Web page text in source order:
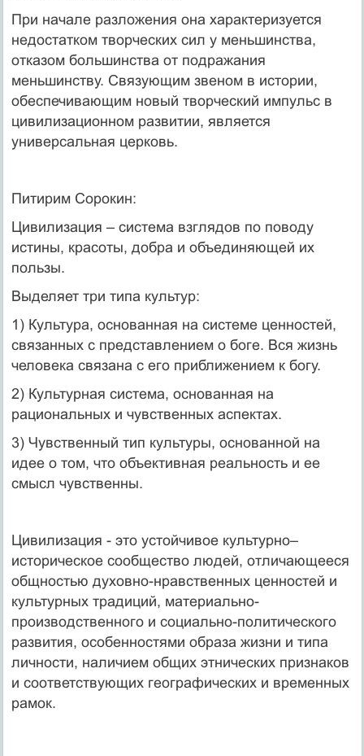
При начале разложения она характеризуется
недостатком творческих сил у меньшинства,
отказом большинства от подражания
меньшинству. Связующим звеном в истории,
обеспечивающим новый творческий импульс в
цивилизационном развитии, является
универсальная церковь.
Питирим Сорокин:
Цивилизация – система взглядов по поводу
истины, красоты, добра и объединяющей их
пользы.
Выделяет три типа культур:
1) Культура, основанная на системе ценностей,
связанных с представлением о боге. Вся жизнь
человека связана с его приближением к богу.
2) Культурная система, основанная на
рациональных и чувственных аспектах.
3) Чувственный тип культуры, основанной на
идее о том, что объективная реальность и ее
смысл чувственны.
Цивилизация - это устойчивое культурно–
историческое сообщество людей, отличающееся
общностью духовно-нравственных ценностей и
культурных традиций, материально-
производственного и социально-политического
развития, особенностями образа жизни и типа
личности, наличием общих этнических признаков
и соответствующих географических и временных
рамок.